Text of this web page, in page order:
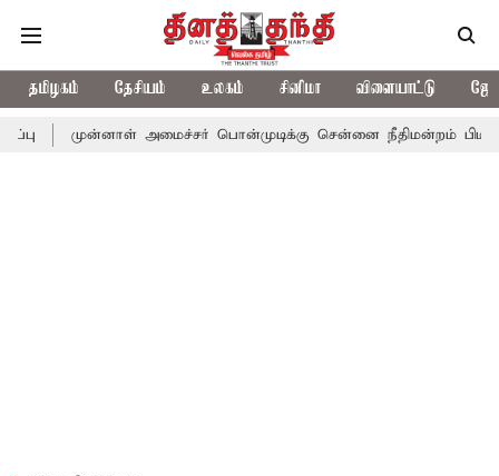
தமிழகம் தேசியம் உலகம் சினிமா விளையாட்டு
அமைச்சர் பொன்முடிக்கு சென்னை நீதிமன்றம் பிடிவாராண்ட்